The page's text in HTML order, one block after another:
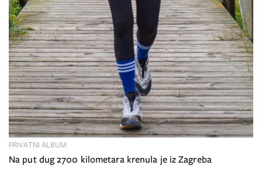
Na put dug 2700 kilometara krenula je iz Zagreba
PRIVATNI ALBUM